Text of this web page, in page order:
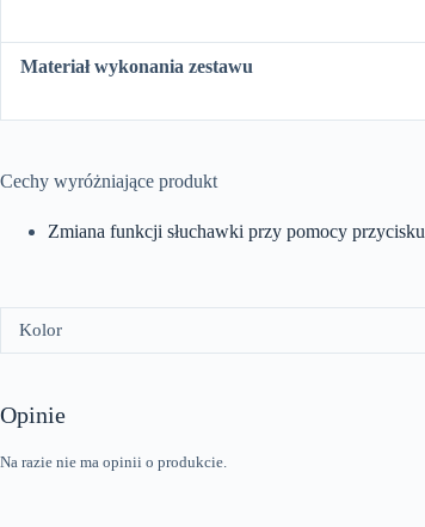
Materiał wykonania zestawu
Cechy wyróżniające produkt
Zmiana funkcji słuchawki przy pomocy przycisku
Kolor
Opinie
Na razie nie ma opinii o produkcie.